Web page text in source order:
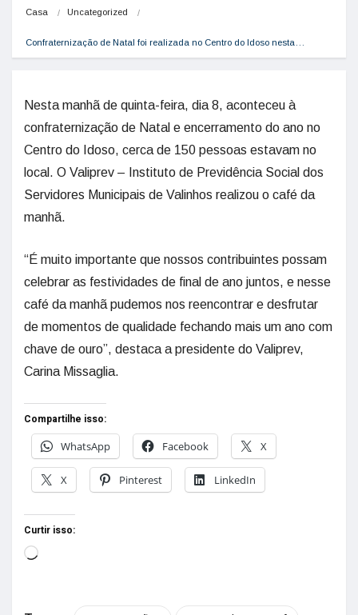
Casa Uncategorized
Confraternização de Natal foi realizada no Centro do Idoso nesta…
Nesta manhã de quinta-feira, dia 8, aconteceu à
confraternização de Natal e encerramento do ano no
Centro do Idoso, cerca de 150 pessoas estavam no
local. O Valiprev – Instituto de Previdência Social dos
Servidores Municipais de Valinhos realizou o café da
manhã.
“É muito importante que nossos contribuintes possam
celebrar as festividades de final de ano juntos, e nesse
café da manhã pudemos nos reencontrar e desfrutar
de momentos de qualidade fechando mais um ano com
chave de ouro”, destaca a presidente do Valiprev,
Carina Missaglia.
Compartilhe isso:
WhatsApp
Facebook X
X Pinterest LinkedIn
Curtir isso: